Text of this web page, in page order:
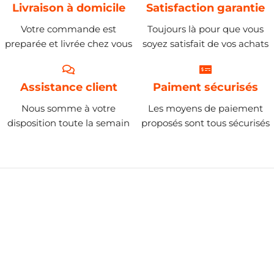
Livraison à domicile
Votre commande est
preparée et livrée chez vous
Satisfaction garantie
Toujours là pour que vous
soyez satisfait de vos achats
Assistance client
Nous somme à votre
disposition toute la semain
Paiment sécurisés
Les moyens de paiement
proposés sont tous sécurisés